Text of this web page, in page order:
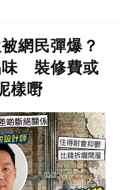
網民彈爆？
味 裝修費或
樣嘢